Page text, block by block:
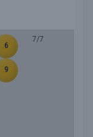
6
9
7/7